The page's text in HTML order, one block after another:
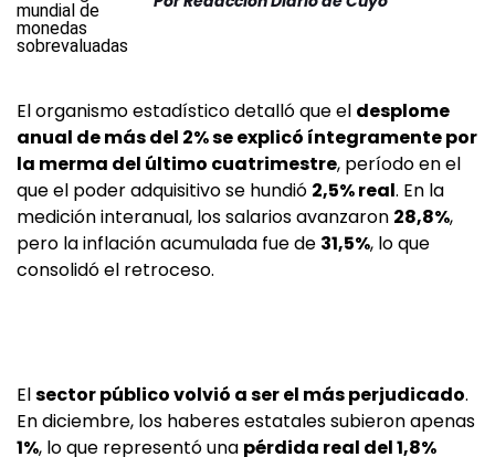
El organismo estadístico detalló que el desplome
anual de más del 2% se explicó íntegramente por
la merma del último cuatrimestre, período en el
que el poder adquisitivo se hundió 2,5% real. En la
medición interanual, los salarios avanzaron 28,8%,
pero la inflación acumulada fue de 31,5%, lo que
consolidó el retroceso.
Elsector público volvió a ser el más perjudicado.
En diciembre, los haberes estatales subieron apenas
1%, lo que representó una pérdida real del 1,8%